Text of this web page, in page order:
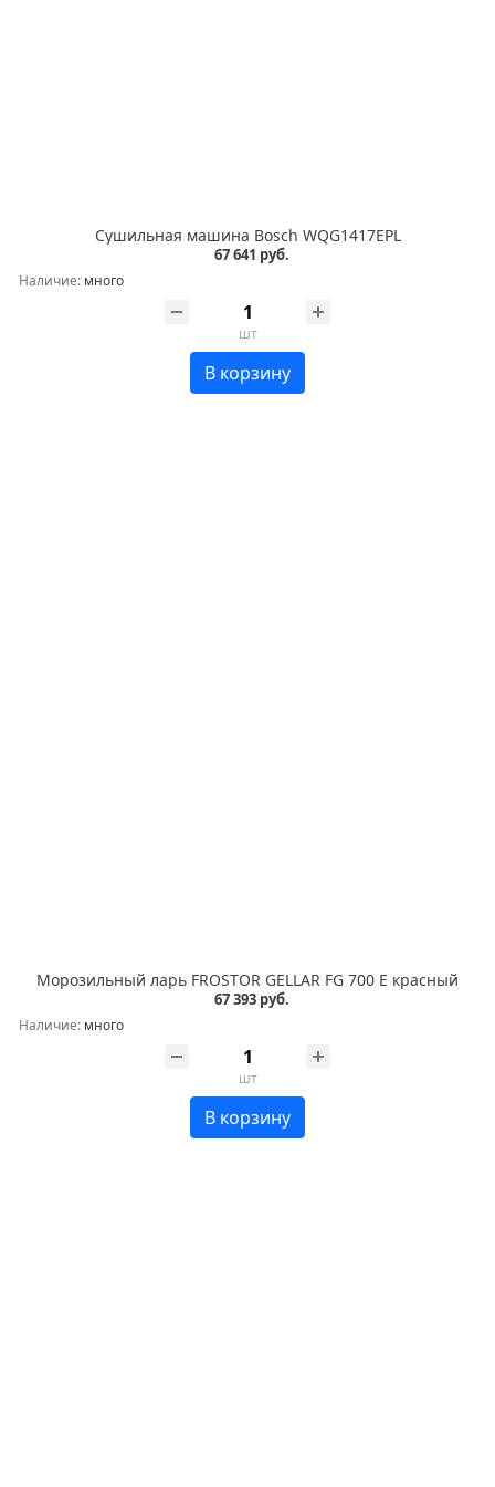
Сушильная машина Bosch WQG1417EPL
67 641 руб.
Наличие: много
шт
В корзину
Морозильный ларь FROSTOR GELLAR FG 700 E красный
67 393 руб.
Наличие: много
шт
В корзину